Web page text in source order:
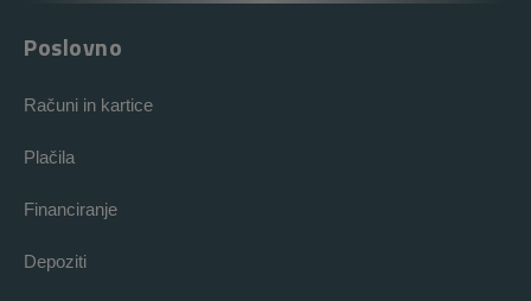
Poslovno
Računi in kartice
Plačila
Financiranje
Depoziti